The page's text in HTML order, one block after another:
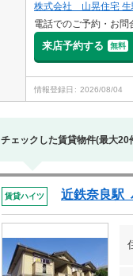
株式会社 山晃住宅 生
電話でのご予約・お問
来店予約する 無料
情報登録日 2026/08/04
チェックした賃貸物件(最大20
賃貸ハイツ 近鉄奈良駅